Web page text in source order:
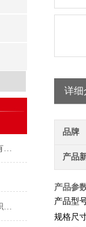
可燃品储存柜的使用注意事项有哪些？
影响基层理化实验室工作人员职业健康的因素分析
详细
品牌
产品
产品参
产品型
规格尺